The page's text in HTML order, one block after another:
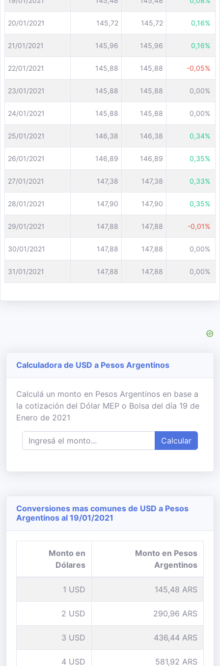
20/01/2021 145,72 145,72 0,16%
21/01/2021 145,96 145,96 0,16%
22/01/2021 145,88 145,88 -0,05%
23/01/2021 145,88 145,88 0,00%
24/01/2021 145,88 145,88 0,00%
25/01/2021 146,38 146,38 0,34%
26/01/2021 146,89 146,89 0,35%
27/01/2021 147,38 147,38 0,33%
28/01/2021 147,90 147,90 0,35%
29/01/2021 147,88 147,88 -0,01%
30/01/2021 147,88 147,88 0,00%
31/01/2021 147,88 147,88 0,00%
Calculadora de USD a Pesos Argentinos
Calculá un monto en Pesos Argentinos en base a
la cotización del Dólar MEP o Bolsa del día 19 de
Enero de 2021
Calcular
Conversiones mas comunes de USD a Pesos
Argentinos al 19/01/2021
Monto en
Dólares
Monto en Pesos
Argentinos
1 USD 145,48 ARS
2 USD 290,96 ARS
3 USD 436,44 ARS
4 USD 581,92 ARS